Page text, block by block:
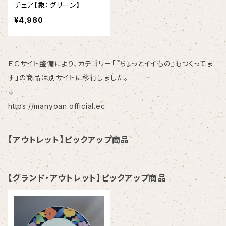
チェア【象：グリーン】
¥4,980
ＥＣサイト整備により、カテゴリー「『ちょっとイイもの』もつくってま
す」の商品は別サイトに移行しました。
↓
https://manyoan.official.ec
【アウトレット】ピックアップ商品
【グランド・アウトレット】ピックアップ商品